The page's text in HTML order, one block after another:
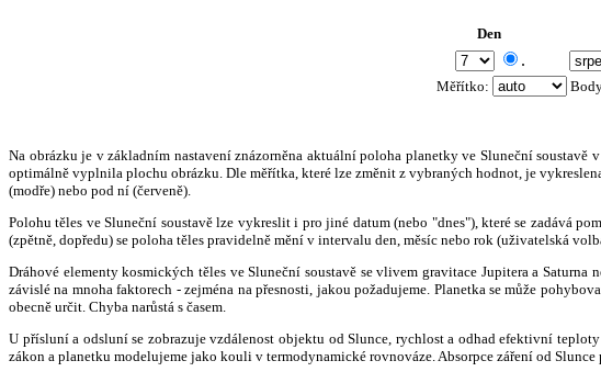
Den
.
Měřítko:
Na obrázku je v základním nastavení znázorněna aktuální poloha planetky ve Sluneční
optimálně vyplnila plochu obrázku. Dle měřítka, které lze změnit z vybraných hodnot, je
(modře) nebo pod ní (červeně).
Polohu těles ve Sluneční soustavě lze vykreslit i pro jiné datum (nebo "dnes"), které se zadává
(zpětně, dopředu) se poloha těles pravidelně mění v intervalu den, měsíc nebo rok (uživatelská
Dráhové elementy kosmických těles ve Sluneční soustavě se vlivem gravitace Jupitera a
závislé na mnoha faktorech - zejména na přesnosti, jakou požadujeme. Planetka se může
obecně určit. Chyba narůstá s časem.
U přísluní a odsluní se zobrazuje vzdálenost objektu od Slunce, rychlost a odhad efektivní
zákon a planetku modelujeme jako kouli v termodynamické rovnováze. Absorpce záření od